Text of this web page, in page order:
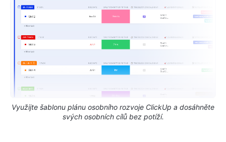
Využijte šablonu plánu osobního rozvoje ClickUp a dosáhněte
svých osobních cílů bez potíží.